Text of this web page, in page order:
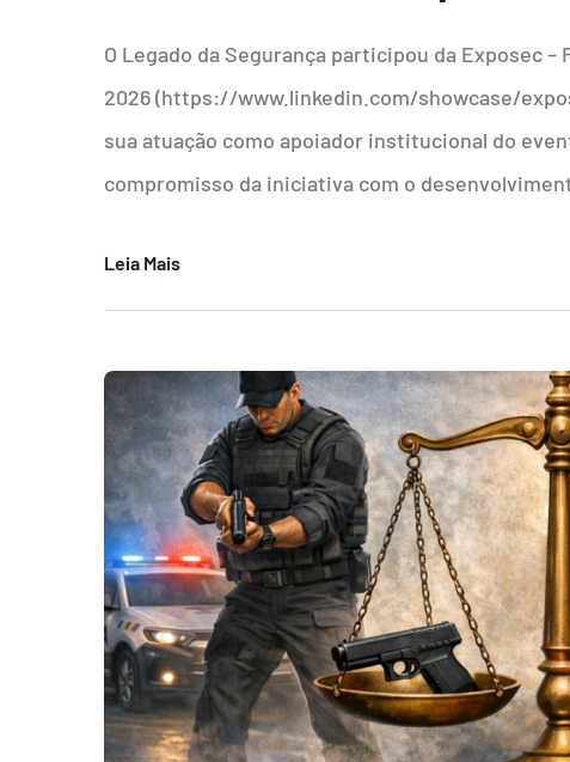
O Legado da Segurança participou da Exposec
2026 (https://www.linkedin.com/showcase/
sua atuação como apoiador institucional do
compromisso da iniciativa com o
Leia Mais